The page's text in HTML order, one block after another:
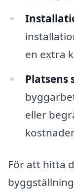
en extra
Platsens
eller
För att hitta